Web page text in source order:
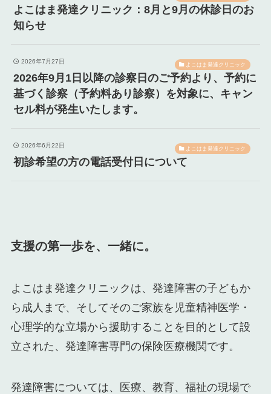
よこはま発達クリニック：8月と9月の休診日のお
知らせ
2026年7月27日 よこはま発達クリニック
2026年9月1日以降の診察日のご予約より、予約に
基づく診察（予約料あり診察）を対象に、キャン
セル料が発生いたします。
2026年6月22日 よこはま発達クリニック
初診希望の方の電話受付日について
支援の第一歩を、一緒に。
よこはま発達クリニックは、発達障害の子どもか
ら成人まで、そしてそのご家族を児童精神医学・
心理学的な立場から援助することを目的として設
立された、発達障害専門の保険医療機関です。
発達障害については、医療、教育、福祉の現場で